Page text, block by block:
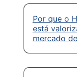
Por que o
está
mercado